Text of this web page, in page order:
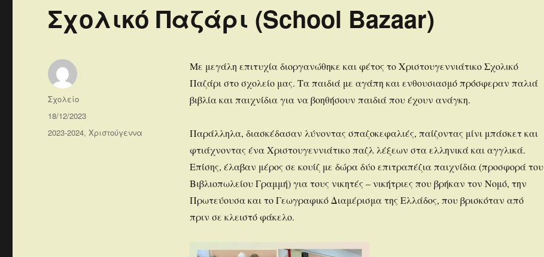
Σχολικό Παζάρι (School Bazaar)
Με μεγάλη επιτυχία διοργανώθηκε και φέτος το Χριστουγεννιάτικο Σχολικό
Παζάρι στο σχολείο μας. Τα παιδιά με αγάπη και ενθουσιασμό πρόσφεραν παλιά
βιβλία και παιχνίδια για να βοηθήσουν παιδιά που έχουν ανάγκη.
Παράλληλα, διασκέδασαν λύνοντας σπαζοκεφαλιές, παίζοντας μίνι μπάσκετ και
φτιάχνοντας ένα Χριστουγεννιάτικο παζλ λέξεων στα ελληνικά και αγγλικά.
Επίσης, έλαβαν μέρος σε κουίζ με δώρα δύο επιτραπέζια παιχνίδια (προσφορά του
Βιβλιοπωλείου Γραμμή) για τους νικητές – νικήτριες που βρήκαν τον Νομό, την
Πρωτεύουσα και το Γεωγραφικό Διαμέρισμα της Ελλάδος, που βρισκόταν από
πριν σε κλειστό φάκελο.
Συντάκτης
Σχολείο
Δημοσιεύτηκε
την
18/12/2023
Κατηγορίες
2023-2024,Χριστούγεννα